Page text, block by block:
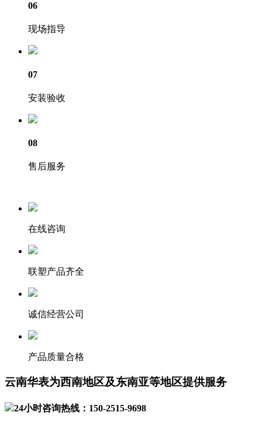
06
现场指导
07
安装验收
08
售后服务
在线咨询
联塑产品齐全
诚信经营公司
产品质量合格
云南华表为西南地区及东南亚等地区提供服务
24小时咨询热线：150-2515-9698